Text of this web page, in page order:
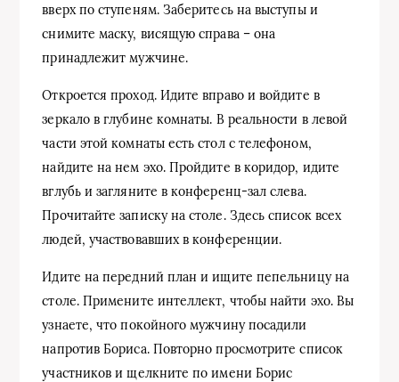
вверх по ступеням. Заберитесь на выступы и
снимите маску, висящую справа – она
принадлежит мужчине.
Откроется проход. Идите вправо и войдите в
зеркало в глубине комнаты. В реальности в левой
части этой комнаты есть стол с телефоном,
найдите на нем эхо. Пройдите в коридор, идите
вглубь и загляните в конференц-зал слева.
Прочитайте записку на столе. Здесь список всех
людей, участвовавших в конференции.
Идите на передний план и ищите пепельницу на
столе. Примените интеллект, чтобы найти эхо. Вы
узнаете, что покойного мужчину посадили
напротив Бориса. Повторно просмотрите список
участников и щелкните по имени Борис